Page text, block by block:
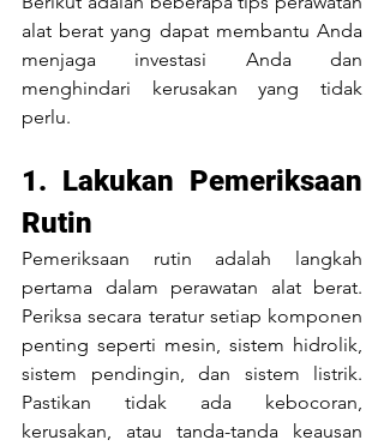
alat berat yang dapat membantu Anda
menjaga investasi Anda dan
menghindari kerusakan yang tidak
perlu.
1. Lakukan Pemeriksaan
Rutin
Pemeriksaan rutin adalah langkah
pertama dalam perawatan alat berat.
Periksa secara teratur setiap komponen
penting seperti mesin, sistem hidrolik,
sistem pendingin, dan sistem listrik.
Pastikan tidak ada kebocoran,
kerusakan, atau tanda-tanda keausan